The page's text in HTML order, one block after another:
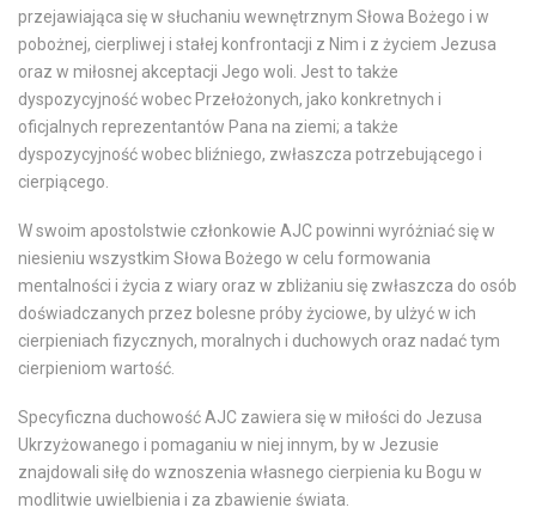
przejawiająca się w słuchaniu wewnętrznym Słowa Bożego i w
pobożnej, cierpliwej i stałej konfrontacji z Nim i z życiem Jezusa
oraz w miłosnej akceptacji Jego woli. Jest to także
dyspozycyjność wobec Przełożonych, jako konkretnych i
oficjalnych reprezentantów Pana na ziemi; a także
dyspozycyjność wobec bliźniego, zwłaszcza potrzebującego i
cierpiącego.
W swoim apostolstwie członkowie AJC powinni wyróżniać się w
niesieniu wszystkim Słowa Bożego w celu formowania
mentalności i życia z wiary oraz w zbliżaniu się zwłaszcza do osób
doświadczanych przez bolesne próby życiowe, by ulżyć w ich
cierpieniach fizycznych, moralnych i duchowych oraz nadać tym
cierpieniom wartość.
Specyficzna duchowość AJC zawiera się w miłości do Jezusa
Ukrzyżowanego i pomaganiu w niej innym, by w Jezusie
znajdowali siłę do wznoszenia własnego cierpienia ku Bogu w
modlitwie uwielbienia i za zbawienie świata.